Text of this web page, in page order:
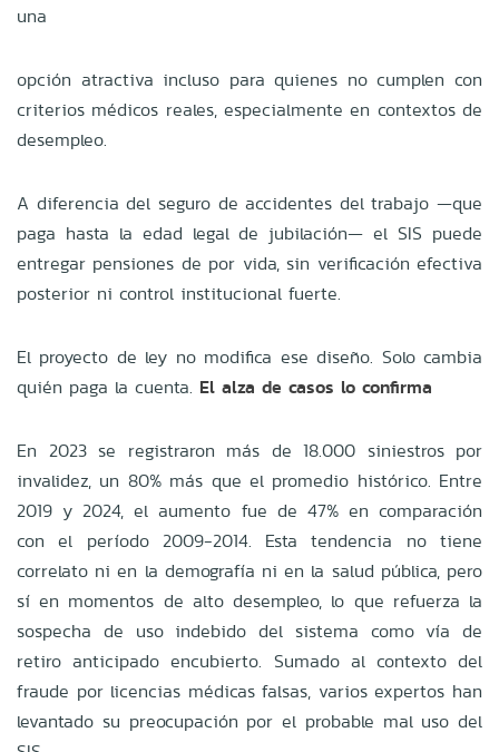
una
opción atractiva incluso para quienes no cumplen con
criterios médicos reales, especialmente en contextos de
desempleo.
A diferencia del seguro de accidentes del trabajo —que
paga hasta la edad legal de jubilación— el SIS puede
entregar pensiones de por vida, sin verificación efectiva
posterior ni control institucional fuerte.
El proyecto de ley no modifica ese diseño. Solo cambia
quién paga la cuenta. El alza de casos lo confirma
En 2023 se registraron más de 18.000 siniestros por
invalidez, un 80% más que el promedio histórico. Entre
2019 y 2024, el aumento fue de 47% en comparación
con el período 2009-2014. Esta tendencia no tiene
correlato ni en la demografía ni en la salud pública, pero
sí en momentos de alto desempleo, lo que refuerza la
sospecha de uso indebido del sistema como vía de
retiro anticipado encubierto. Sumado al contexto del
fraude por licencias médicas falsas, varios expertos han
levantado su preocupación por el probable mal uso del